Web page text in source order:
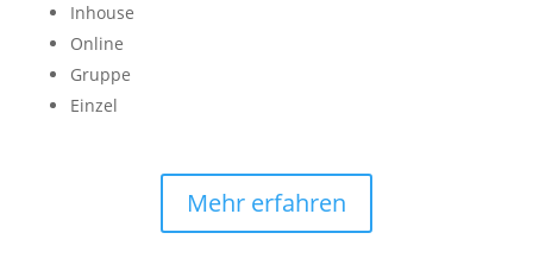
Inhouse
Online
Gruppe
Einzel
Mehr erfahren